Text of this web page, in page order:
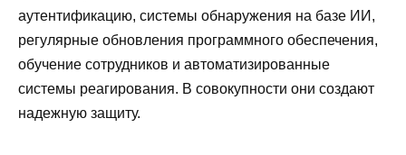
аутентификацию, системы обнаружения на базе ИИ,
регулярные обновления программного обеспечения,
обучение сотрудников и автоматизированные
системы реагирования. В совокупности они создают
надежную защиту.